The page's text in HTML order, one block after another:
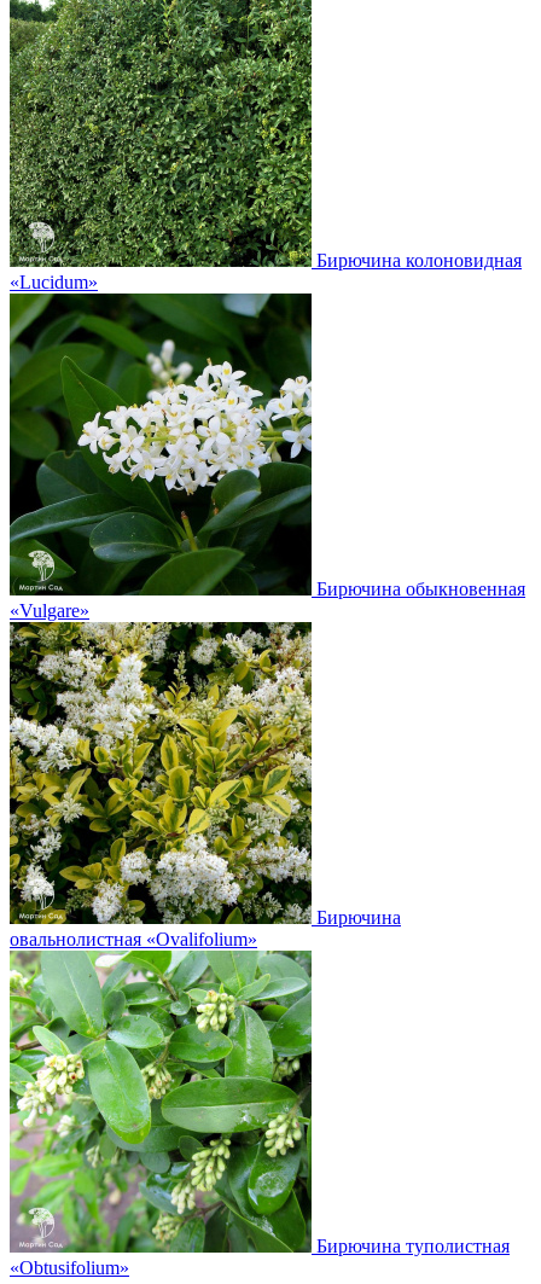
Бирючина колоновидная
«Lucidum»
Бирючина обыкновенная
«Vulgare»
Бирючина
овальнолистная «Ovalifolium»
Бирючина туполистная
«Obtusifolium»